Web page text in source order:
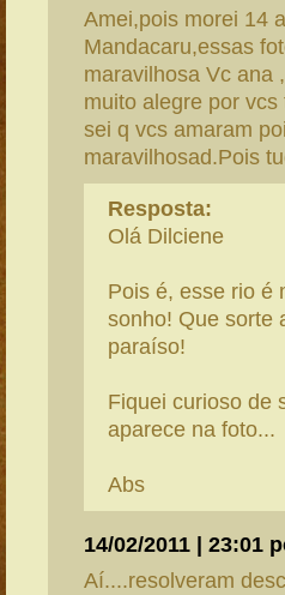
Amei,pois morei 14
Mandacaru,essas
maravilhosa Vc ana
muito alegre por
sei q vcs amaram
maravilhosad.Pois
Resposta:
Olá Dilciene
Pois é, esse rio é
sonho! Que sorte
paraíso!
Fiquei curioso de
aparece na foto...
Abs
14/02/2011 | 23:01
Aí....resolveram